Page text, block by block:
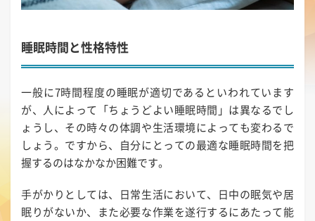
睡眠時間と性格特性
一般に7時間程度の睡眠が適切であるといわれています
が、人によって「ちょうどよい睡眠時間」は異なるでし
ょうし、その時々の体調や生活環境によっても変わるで
しょう。ですから、自分にとっての最適な睡眠時間を把
握するのはなかなか困難です。
手がかりとしては、日常生活において、日中の眠気や居
眠りがないか、また必要な作業を遂行するにあたって能